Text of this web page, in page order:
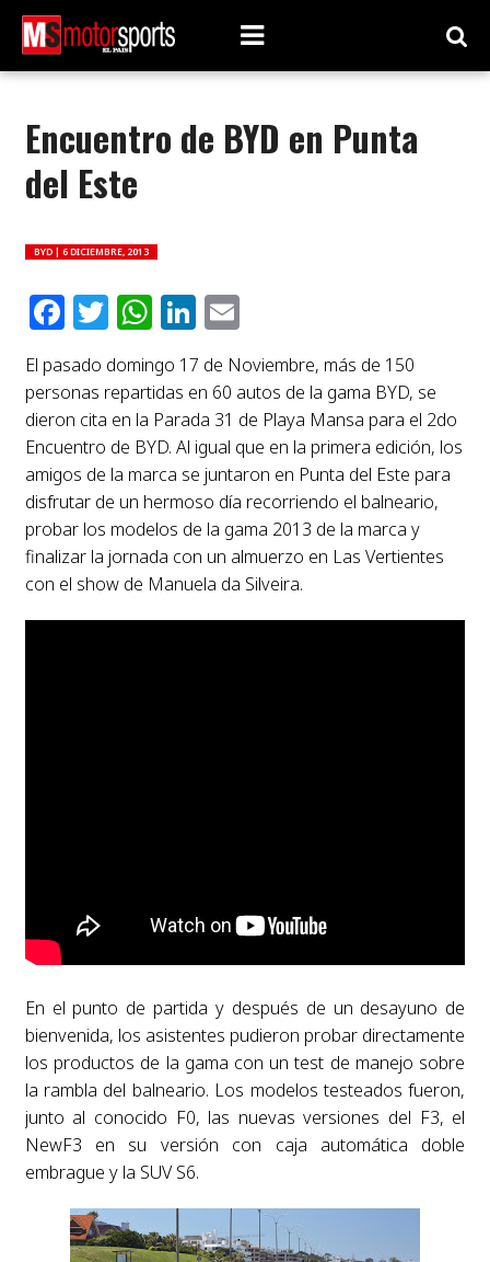
Encuentro de BYD en Punta
del Este
BYD | 6 DICIEMBRE, 2013
Facebook
Twitter
WhatsApp
LinkedIn
Email
El pasado domingo 17 de Noviembre, más de 150
personas repartidas en 60 autos de la gama BYD, se
dieron cita en la Parada 31 de Playa Mansa para el 2do
Encuentro de BYD. Al igual que en la primera edición, los
amigos de la marca se juntaron en Punta del Este para
disfrutar de un hermoso día recorriendo el balneario,
probar los modelos de la gama 2013 de la marca y
finalizar la jornada con un almuerzo en Las Vertientes
con el show de Manuela da Silveira.
En el punto de partida y después de un desayuno de
bienvenida, los asistentes pudieron probar directamente
los productos de la gama con un test de manejo sobre
la rambla del balneario. Los modelos testeados fueron,
junto al conocido F0, las nuevas versiones del F3, el
NewF3 en su versión con caja automática doble
embrague y la SUV S6.